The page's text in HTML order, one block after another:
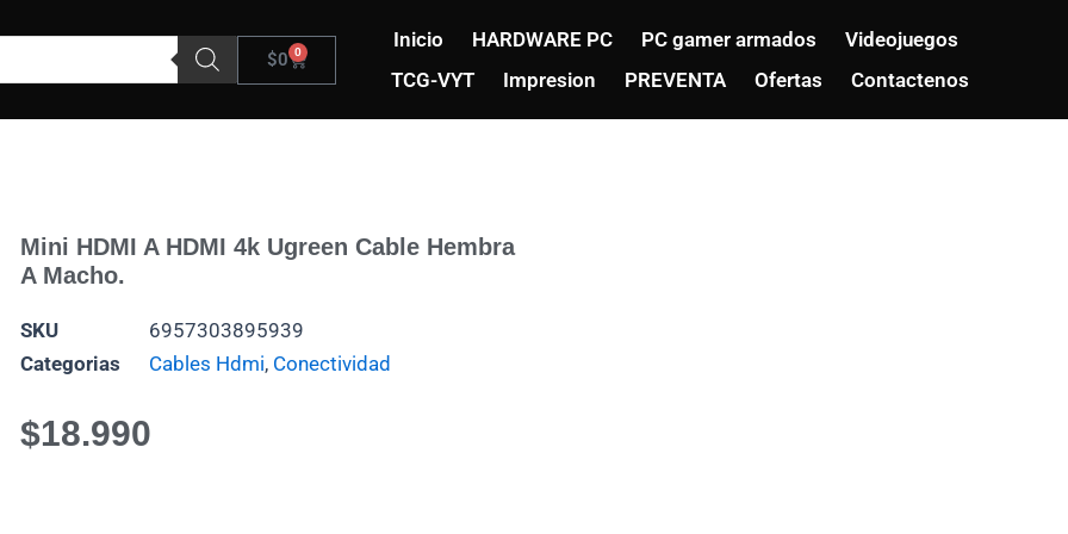
$0 0
Carrito
Inicio HARDWARE PC PC gamer armados
Videojuegos
TCG-VYT
Impresion PREVENTA Ofertas Contactenos
Mini HDMI A HDMI 4k Ugreen Cable Hembra
A Macho.
SKU
6957303895939
Categorias
Cables Hdmi, Conectividad
$18.990